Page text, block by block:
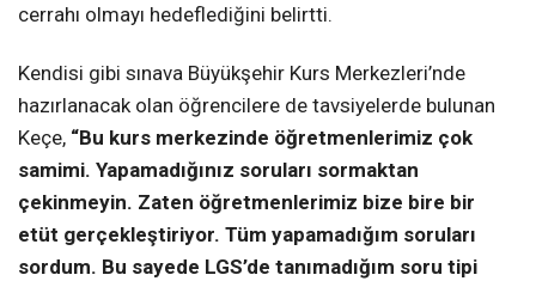
cerrahı olmayı hedeflediğini belirtti.
Kendisi gibi sınava Büyükşehir Kurs Merkezleri’nde
hazırlanacak olan öğrencilere de tavsiyelerde bulunan
Keçe, “Bu kurs merkezinde öğretmenlerimiz çok
samimi. Yapamadığınız soruları sormaktan
çekinmeyin. Zaten öğretmenlerimiz bize bire bir
etüt gerçekleştiriyor. Tüm yapamadığım soruları
sordum. Bu sayede LGS’de tanımadığım soru tipi